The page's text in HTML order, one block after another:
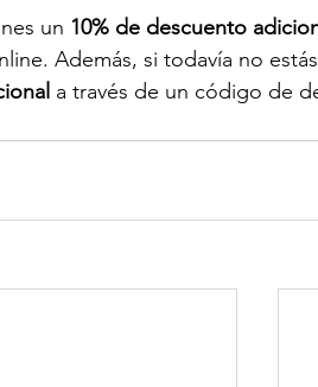
un 10% de descuento
Además, si todavía no
a través de un código de